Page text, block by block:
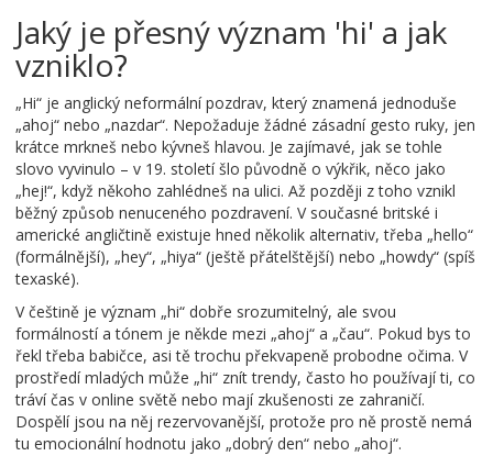
Jaký je přesný význam 'hi' a jak
vzniklo?
„Hi“ je anglický neformální pozdrav, který znamená jednoduše
„ahoj“ nebo „nazdar“. Nepožaduje žádné zásadní gesto ruky, jen
krátce mrkneš nebo kývneš hlavou. Je zajímavé, jak se tohle
slovo vyvinulo – v 19. století šlo původně o výkřik, něco jako
„hej!“, když někoho zahlédneš na ulici. Až později z toho vznikl
běžný způsob nenuceného pozdravení. V současné britské i
americké angličtině existuje hned několik alternativ, třeba „hello“
(formálnější), „hey“, „hiya“ (ještě přátelštější) nebo „howdy“ (spíš
texaské).
V češtině je význam „hi“ dobře srozumitelný, ale svou
formálností a tónem je někde mezi „ahoj“ a „čau“. Pokud bys to
řekl třeba babičce, asi tě trochu překvapeně probodne očima. V
prostředí mladých může „hi“ znít trendy, často ho používají ti, co
tráví čas v online světě nebo mají zkušenosti ze zahraničí.
Dospělí jsou na něj rezervovanější, protože pro ně prostě nemá
tu emocionální hodnotu jako „dobrý den“ nebo „ahoj“.